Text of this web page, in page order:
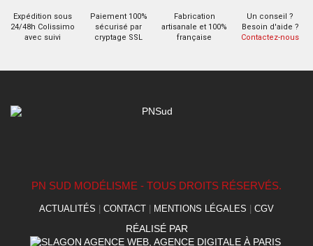
Expédition sous
24/48h Colissimo
avec suivi
Paiement 100%
sécurisé par
cryptage SSL
Fabrication
artisanale et 100%
française
Un conseil ?
Besoin d'aide ?
Contactez-nous
PN SUD MODÉLISME - TOUS DROITS RÉSERVÉS.
ACTUALITÉS | CONTACT | MENTIONS LÉGALES | CGV
RÉALISÉ PAR